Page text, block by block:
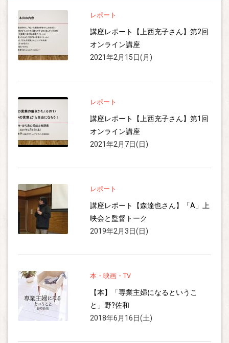
レポート
講座レポート【上西充子さん】第2回
オンライン講座
2021年2月15日(月)
レポート
講座レポート【上西充子さん】第1回
オンライン講座
2021年2月7日(日)
レポート
講座レポート【森達也さん】「A」上
映会と監督トーク
2019年2月3日(日)
本・映画・TV
【本】「専業主婦になるというこ
と」野?佐和
2018年6月16日(土)